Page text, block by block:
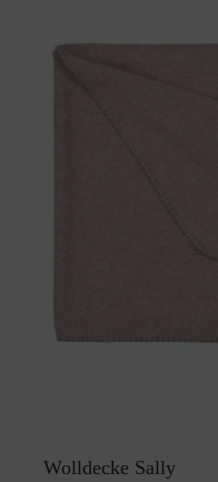
Wolldecke Sally